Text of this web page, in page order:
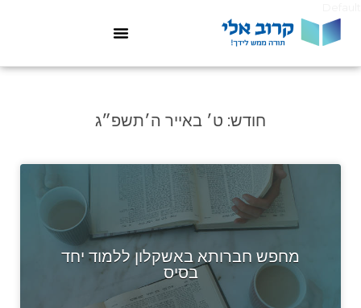
חודש: ט׳ באייר ה׳תשפ״ג
מחפש חברותא באשקלון ללמוד יחד
בסיס